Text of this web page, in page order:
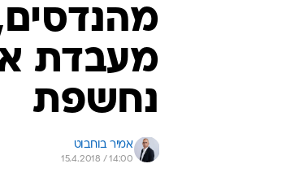
מהנדסים,
מעבדת
נחשפת
אמיר בוחבוט
15.4.2018 / 14:00